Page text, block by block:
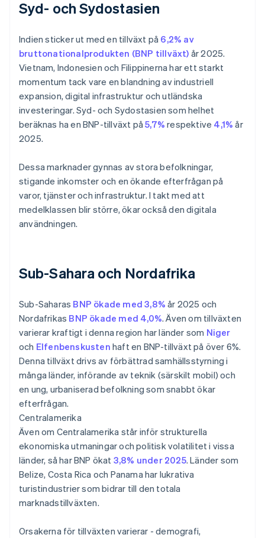
Syd- och Sydostasien
Indien sticker ut med en tillväxt på 6,2% av
bruttonationalprodukten (BNP tillväxt) år 2025.
Vietnam, Indonesien och Filippinerna har ett starkt
momentum tack vare en blandning av industriell
expansion, digital infrastruktur och utländska
investeringar. Syd- och Sydostasien som helhet
beräknas ha en BNP-tillväxt på5,7% respektive 4,1% år
2025.
Dessa marknader gynnas av stora befolkningar,
stigande inkomster och en ökande efterfrågan på
varor, tjänster och infrastruktur. I takt med att
medelklassen blir större, ökar också den digitala
användningen.
Sub-Sahara och Nordafrika
Sub-Saharas BNP ökade med 3,8% år 2025 och
Nordafrikas BNP ökade med 4,0%. Även om tillväxten
varierar kraftigt i denna region har länder som Niger
och Elfenbenskusten haft en BNP-tillväxt på över 6%.
Denna tillväxt drivs av förbättrad samhällsstyrning i
många länder, införande av teknik (särskilt mobil) och
en ung, urbaniserad befolkning som snabbt ökar
efterfrågan.
Centralamerika
Även om Centralamerika står inför strukturella
ekonomiska utmaningar och politisk volatilitet i vissa
länder, så har BNP ökat 3,8% under 2025. Länder som
Belize, Costa Rica och Panama har lukrativa
turistindustrier som bidrar till den totala
marknadstillväxten.
Orsakerna för tillväxten varierar - demografi,